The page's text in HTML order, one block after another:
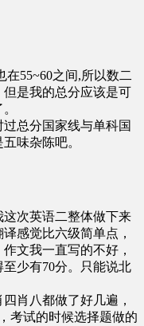
55~60之间,所以数二
是我的总分应该是可
总分国家线与单科国
味杂陈吧。
次英语二整体做下来
感觉比六级简单点，
文我一直写的不好，
少有70分。只能说北
肖八都做了好几遍，
考试的时候选择题做的